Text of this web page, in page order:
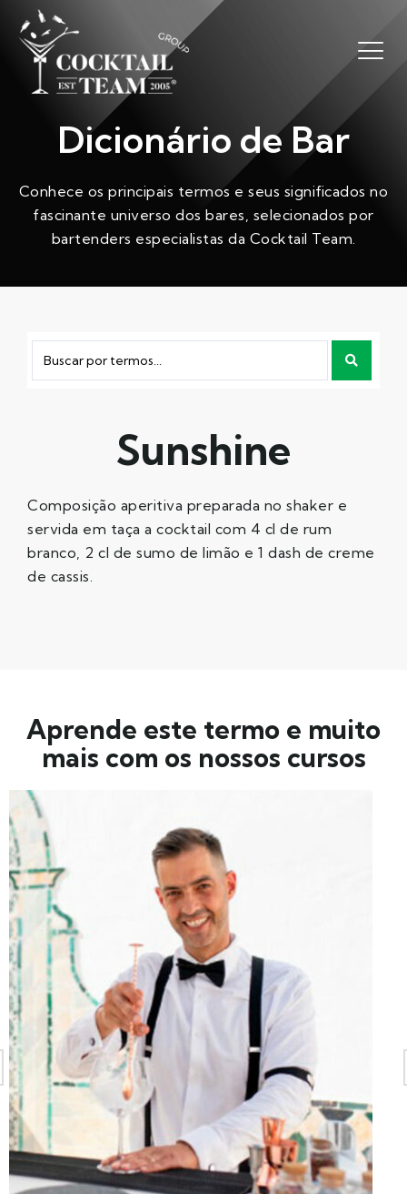
Dicionário de Bar
Conhece os principais termos e seus significados no
fascinante universo dos bares, selecionados por
bartenders especialistas da Cocktail Team.
Sunshine
Composição aperitiva preparada no shaker e
servida em taça a cocktail com 4 cl de rum
branco, 2 cl de sumo de limão e 1 dash de creme
de cassis.
Aprende este termo e muito
mais com os nossos cursos